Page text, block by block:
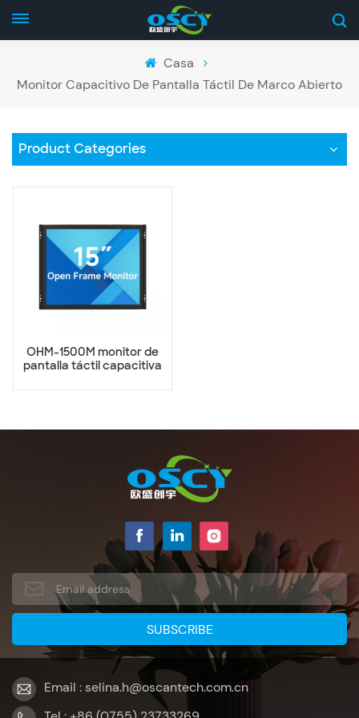
Casa
Monitor Capacitivo De Pantalla Táctil De Marco Abierto
Product Categories
OHM-1500M monitor de
pantalla táctil capacitiva
Email : selina.h@oscantech.com.cn